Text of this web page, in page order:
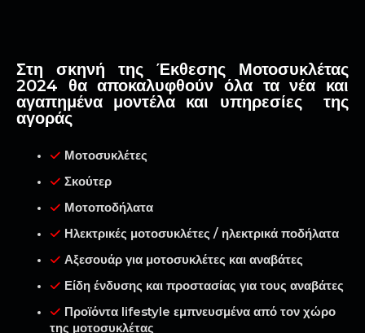
Στη σκηνή της Έκθεσης Μοτοσυκλέτας
2024 θα αποκαλυφθούν όλα τα νέα και
αγαπημένα μοντέλα και υπηρεσίες της
αγοράς
Μοτοσυκλέτες
Σκούτερ
Μοτοποδήλατα
Ηλεκτρικές μοτοσυκλέτες / ηλεκτρικά ποδήλατα
Αξεσουάρ για μοτοσυκλέτες και αναβάτες
Είδη ένδυσης και προστασίας για τους αναβάτες
Προϊόντα lifestyle εμπνευσμένα από τον χώρο
της μοτοσυκλέτας